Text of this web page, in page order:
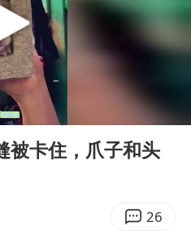
晒与周星驰合照
香港刷新1884年以来最高气温纪录
央视新主播李秋莹母校发文祝贺
上门女婿出轨女邻居多年被判重婚罪
力守护市民“菜篮子”
00:12
被卡住，爪子和头
26